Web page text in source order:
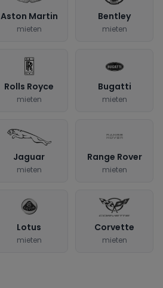
Aston Martin
mieten
Bentley
mieten
Rolls Royce
mieten
Bugatti
mieten
Jaguar
mieten
Range Rover
mieten
Lotus
mieten
Corvette
mieten